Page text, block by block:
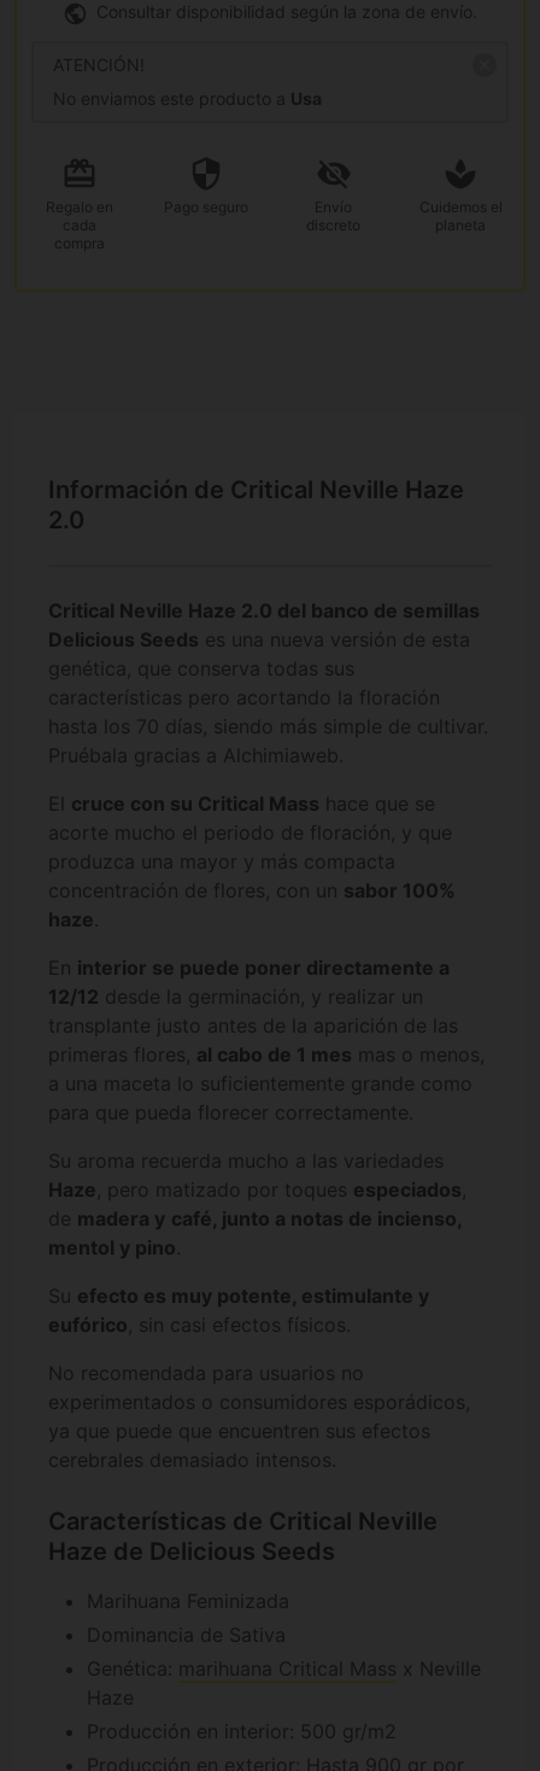
Consultar disponibilidad según la zona de envío.
ATENCIÓN!
No enviamos este producto a Usa
Regalo en
cada
compra
Pago seguro
Envío
discreto
Cuidemos el
planeta
Información de Critical Neville Haze
2.0
Critical Neville Haze 2.0 del banco de semillas
Delicious Seeds es una nueva versión de esta
genética, que conserva todas sus
características pero acortando la floración
hasta los 70 días, siendo más simple de cultivar.
Pruébala gracias a Alchimiaweb.
El cruce con su Critical Mass hace que se
acorte mucho el periodo de floración, y que
produzca una mayor y más compacta
concentración de flores, con un sabor 100%
haze.
En interior se puede poner directamente a
12/12 desde la germinación, y realizar un
transplante justo antes de la aparición de las
primeras flores, al cabo de 1 mes mas o menos,
a una maceta lo suficientemente grande como
para que pueda florecer correctamente.
Su aroma recuerda mucho a las variedades
Haze, pero matizado por toques especiados,
de madera y café, junto a notas de incienso,
mentol y pino.
Su efecto es muy potente, estimulante y
eufórico, sin casi efectos físicos.
No recomendada para usuarios no
experimentados o consumidores esporádicos,
ya que puede que encuentren sus efectos
cerebrales demasiado intensos.
Características de Critical Neville
Haze de Delicious Seeds
Marihuana Feminizada
Dominancia de Sativa
Genética: marihuana Critical Mass x Neville
Haze
Producción en interior: 500 gr/m2
Producción en exterior: Hasta 900 gr por